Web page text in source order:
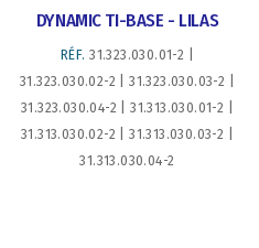
DYNAMIC TI-BASE - LILAS
RÉF. 31.323.030.01-2 |
31.323.030.02-2 | 31.323.030.03-2 |
31.323.030.04-2 | 31.313.030.01-2 |
31.313.030.02-2 | 31.313.030.03-2 |
31.313.030.04-2